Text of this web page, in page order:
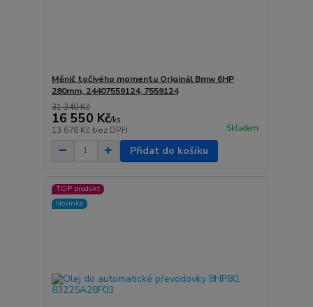
Měnič točivého momentu Originál Bmw 6HP
280mm, 24407559124, 7559124
31 340 Kč
16 550 Kč/ks
13 678 Kč bez DPH Skladem
Přidat do košíku
TOP produkt
Novinka